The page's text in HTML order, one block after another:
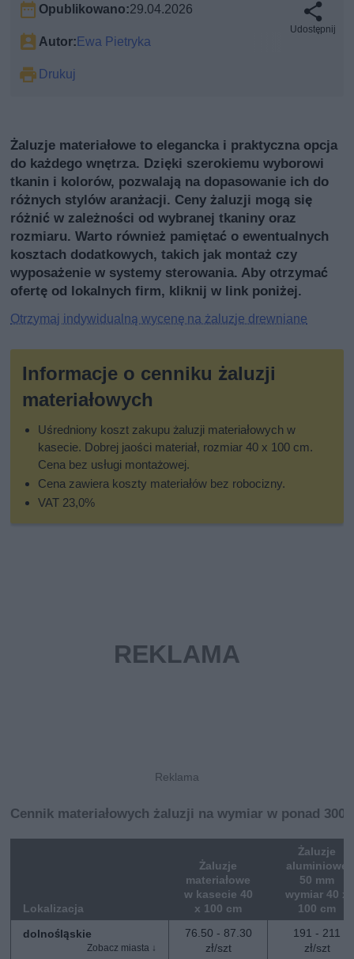
Opublikowano:29.04.2026
Autor:Ewa Pietryka
Drukuj
Udostępnij
Żaluzje materiałowe to elegancka i praktyczna opcja
do każdego wnętrza. Dzięki szerokiemu wyborowi
tkanin i kolorów, pozwalają na dopasowanie ich do
różnych stylów aranżacji. Ceny żaluzji mogą się
różnić w zależności od wybranej tkaniny oraz
rozmiaru. Warto również pamiętać o ewentualnych
kosztach dodatkowych, takich jak montaż czy
wyposażenie w systemy sterowania. Aby otrzymać
ofertę od lokalnych firm, kliknij w link poniżej.
Otrzymaj indywidualną wycenę na żaluzje drewniane
Informacje o cenniku żaluzji
materiałowych
Uśredniony koszt zakupu żaluzji materiałowych w
kasecie. Dobrej jaości materiał, rozmiar 40 x 100 cm.
Cena bez usługi montażowej.
Cena zawiera koszty materiałów bez robocizny.
VAT 23,0%
Cennik materiałowych żaluzji na wymiar w ponad 300
Lokalizacja
Żaluzje
materiałowe
w kasecie 40
x 100 cm
Żaluzje
aluminiowe
50 mm
wymiar 40 x
100 cm
dolnośląskie
76.50 - 87.30
zł/szt
191 - 211
zł/szt